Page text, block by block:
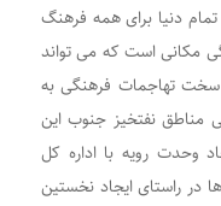
دنیا برای همه فرهنگ
مکانی است که می تواند
سخت تهاجمات فرهنگی به
نفتخیز جنوب این
وحدت رویه با اداره کل
در راستای ایجاد نخستین